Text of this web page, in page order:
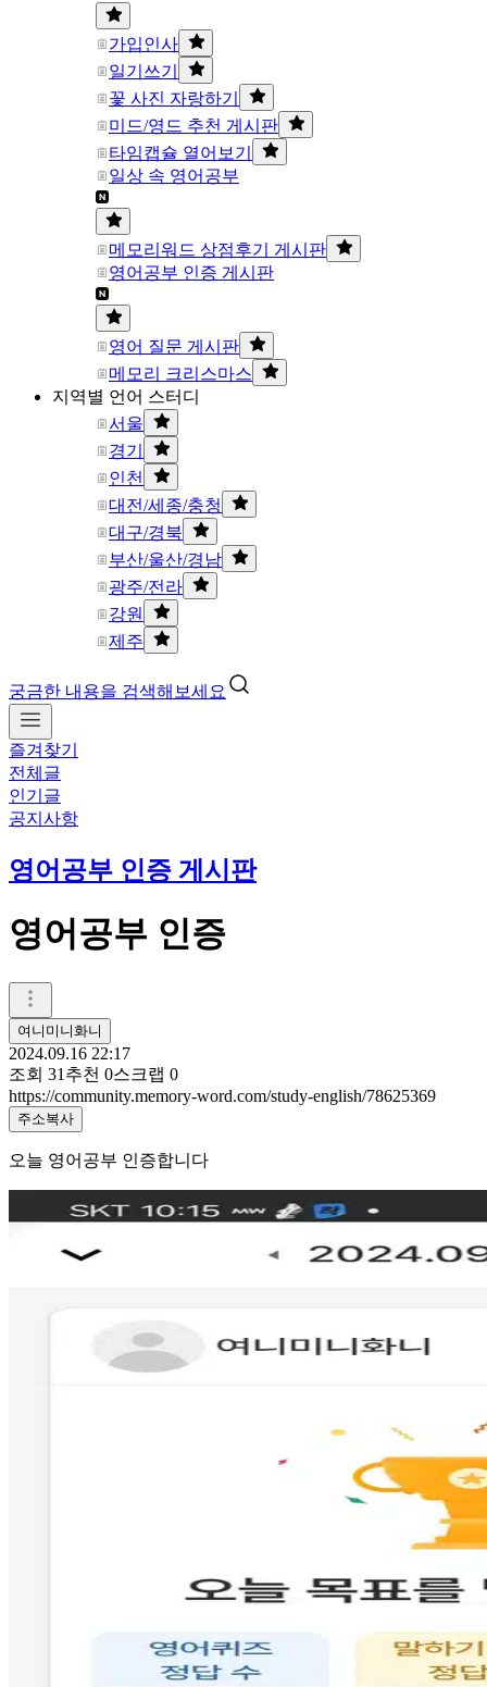
가입인사
일기쓰기
꽃 사진 자랑하기
미드/영드 추천 게시판
타임캡슐 열어보기
일상 속 영어공부
메모리워드 상점후기 게시판
영어공부 인증 게시판
영어 질문 게시판
메모리 크리스마스
지역별 언어 스터디
서울
경기
인천
대전/세종/충청
대구/경북
부산/울산/경남
광주/전라
강원
제주
궁금한 내용을 검색해보세요
즐겨찾기
전체글
인기글
공지사항
영어공부 인증 게시판
영어공부 인증
여니미니화니
2024.09.16 22:17
조회 31 추천 0스크랩 0
https://community.memory-word.com/study-english/78625369
주소복사
오늘 영어공부 인증합니다